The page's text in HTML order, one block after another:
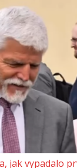
jak vypadalo